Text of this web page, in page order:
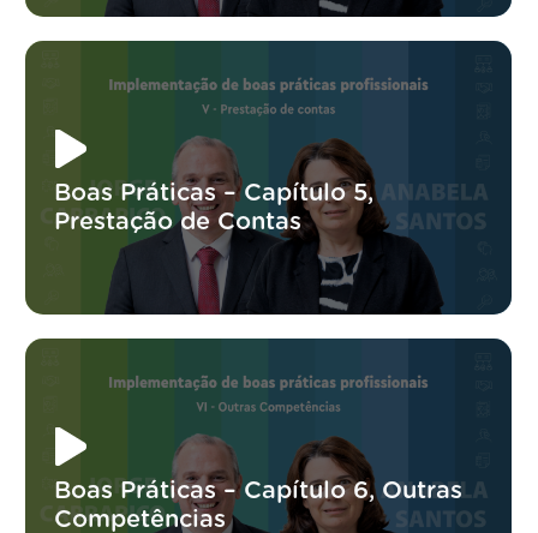
Boas Práticas – Capítulo 5,
Prestação de Contas
Boas Práticas – Capítulo 6, Outras
Competências